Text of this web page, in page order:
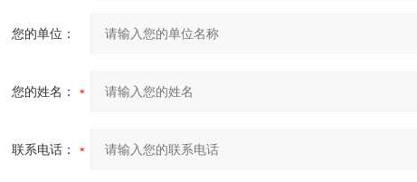
您的单位：
您的姓名：
联系电话：